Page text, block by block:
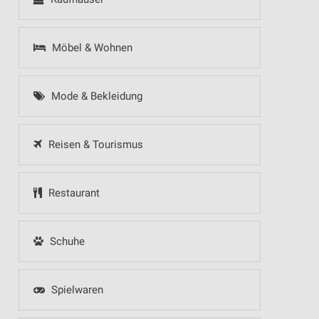
Möbel & Wohnen
Mode & Bekleidung
Reisen & Tourismus
Restaurant
Schuhe
Spielwaren